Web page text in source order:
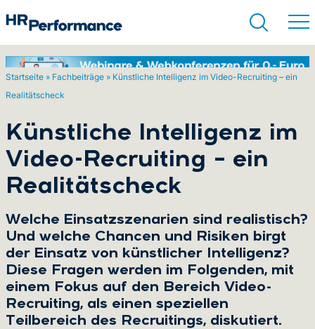
Startseite » Fachbeiträge » Künstliche Intelligenz im Video-Recruiting – ein
Realitätscheck
Künstliche Intelligenz im
Video-Recruiting – ein
Realitätscheck
Welche Einsatzszenarien sind realistisch?
Und welche Chancen und Risiken birgt
der Einsatz von künstlicher Intelligenz?
Diese Fragen werden im Folgenden, mit
einem Fokus auf den Bereich Video-
Recruiting, als einen speziellen
Teilbereich des Recruitings, diskutiert.